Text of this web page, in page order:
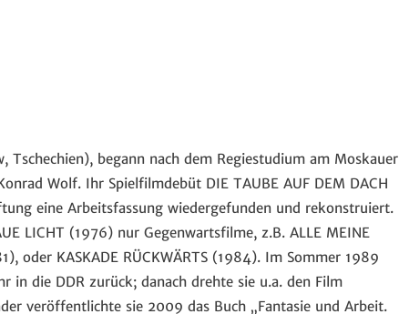
begann nach dem Regiestudium am Moskauer
Wolf. Ihr Spielfilmdebüt DIE TAUBE AUF DEM DACH
eine Arbeitsfassung wiedergefunden und rekonstruiert.
LICHT (1976) nur Gegenwartsfilme, z.B. ALLE MEINE
oder KASKADE RÜCKWÄRTS (1984). Im Sommer 1989
in die DDR zurück; danach drehte sie u.a. den Film
veröffentlichte sie 2009 das Buch „Fantasie und Arbeit.